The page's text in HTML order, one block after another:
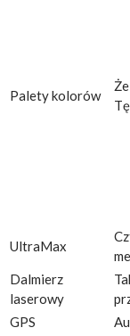
Palety kolorów
UltraMax
Dalmierz
laserowy
GPS